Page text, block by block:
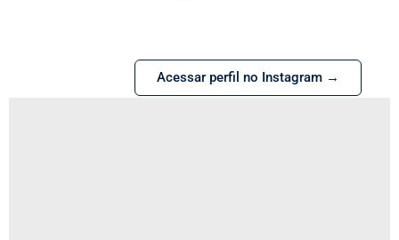
Acessar perfil no Instagram →